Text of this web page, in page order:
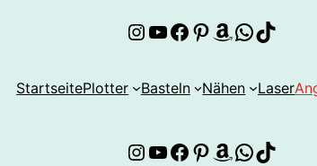
Instagram
YouTube
Facebook
Pinterest
AmazonTikTok
StartseitePlotter Basteln Nähen Laser
Instagram
YouTube
Facebook
Pinterest
AmazonTikTok